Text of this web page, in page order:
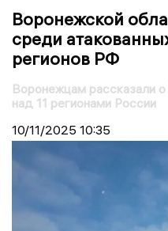
Воронежской
среди
регионов РФ
Воронежцам рассказали
над 11 регионами России
10/11/2025 10:35